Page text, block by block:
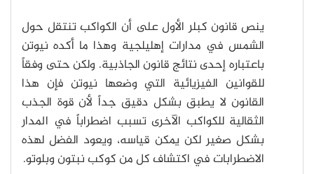
ينص قانون كبلر الأول على أن الكواكب تنتقل حول
الشمس في مدارات إهليلجية وهذا ما أكده نيوتن
باعتباره إحدى نتائج قانون الجاذبية. ولكن حتى وفقاً
للقوانين الفيزيائية التي وضعها نيوتن فإن هذا
القانون لا يطبق بشكل دقيق جداً لأن قوة الجذب
الثقالية للكواكب الآخرى تسبب اضطراباً في المدار
بشكل صغير لكن يمكن قياسه، ويعود الفضل لهذه
الاضطرابات في اكتشاف كل من كوكب نبتون وبلوتو.